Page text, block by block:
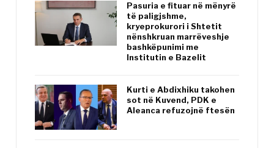
Pasuria e fituar në mënyrë
të paligjshme,
kryeprokurori i Shtetit
nënshkruan marrëveshje
bashkëpunimi me
Institutin e Bazelit
Kurti e Abdixhiku takohen
sot në Kuvend, PDK e
Aleanca refuzojnë ftesën